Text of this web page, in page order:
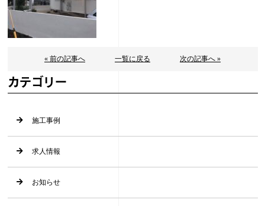
« 前の記事へ 一覧に戻る 次の記事へ »
カテゴリー
施工事例
求人情報
お知らせ